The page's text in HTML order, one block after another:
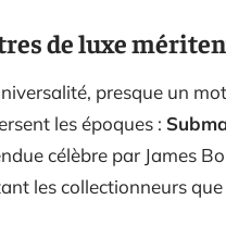
de luxe
presque un
les époques :
célèbre par James
les collectionneurs